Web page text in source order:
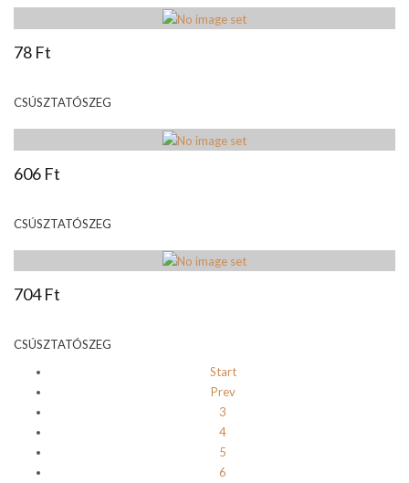
78 Ft
CSÚSZTATÓSZEG
606 Ft
CSÚSZTATÓSZEG
704 Ft
CSÚSZTATÓSZEG
Start
Prev
3
4
5
6